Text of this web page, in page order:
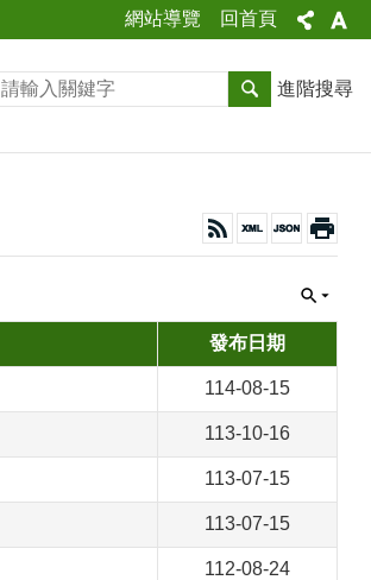
網站導覽 回首頁
進階搜尋
發布日期
114-08-15
113-10-16
113-07-15
113-07-15
112-08-24